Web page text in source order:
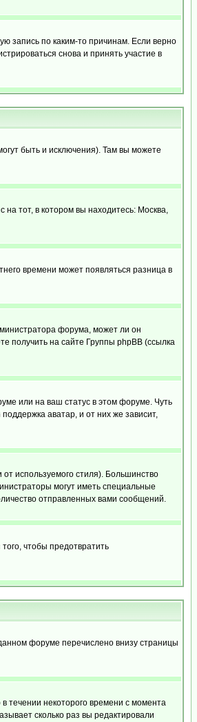
запись по каким-то причинам. Если верно
снова и принять участие в
быть и исключения). Там вы можете
тот, в котором вы находитесь: Москва,
времени может появляться разница в
форума, может ли он
получить на сайте Группы phpBB (ссылка
или на ваш статус в этом форуме. Чуть
аватар, и от них же зависит,
используемого стиля). Большинство
могут иметь специальные
отправленных вами сообщений.
чтобы предотвратить
форуме перечислено внизу страницы
течении некоторого времени с момента
сколько раз вы редактировали